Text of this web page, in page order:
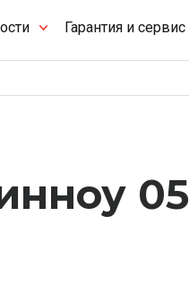
Гарантия и сервис
05